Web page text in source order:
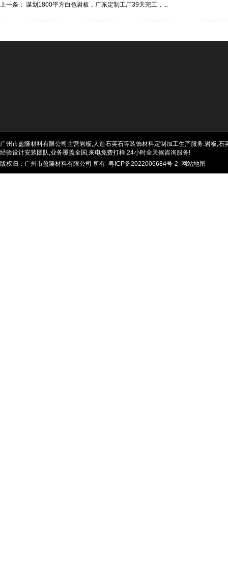
上一条： 谋划1800平方白色岩板，广东定制工厂39天完工，...
广州市盈隆材料有限公司主营岩板,人造石英石等装饰材料定制加工生产服务.岩板,
经验设计安装团队,业务覆盖全国,来电免费打样,24小时全天候咨询服务!
版权归：广州市盈隆材料有限公司 所有 粤ICP备2022006684号-2 网站地图